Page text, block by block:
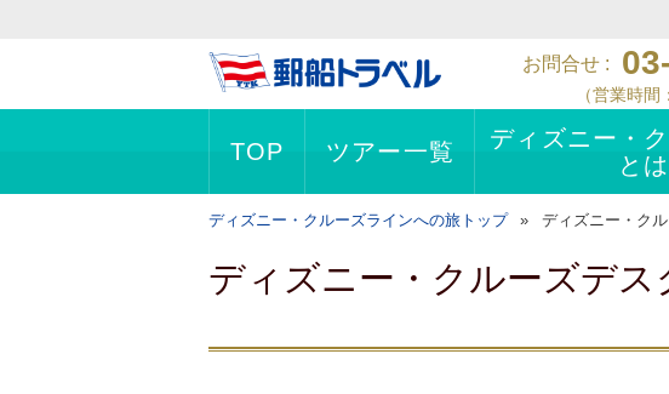
お問合せ
（営業時
TOP ツアー一覧
ディズニー・
と
ディズニー・クルーズラインへの旅トップ ディズニー・ク
ディズニー・クルーズデス